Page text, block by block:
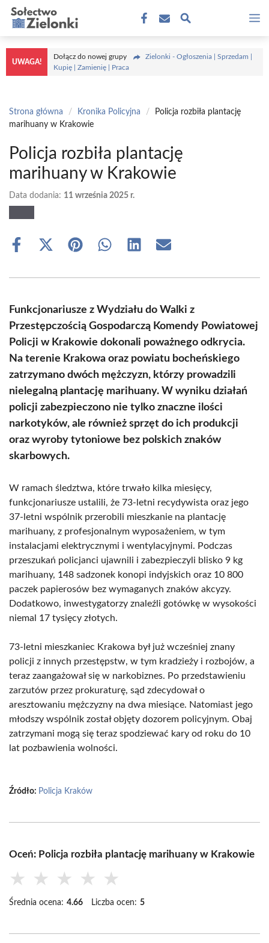
Przejdź
treści
UWAGA!
Dołącz do nowej grupy
Zielonki - Ogłoszenia | Sprzedam |
Kupię | Zamienię | Praca
Strona główna / Kronika Policyjna /
Policja rozbiła plantację
marihuany w Krakowie
Policja rozbiła plantację
marihuany w Krakowie
Data dodania: 11 września 2025 r.
Share
Share
(Twitter)
Share Share Share Share
Funkcjonariusze z Wydziału do Walki z
Przestępczością Gospodarczą Komendy Powiatowej
Policji w Krakowie dokonali poważnego odkrycia.
Na terenie Krakowa oraz powiatu bocheńskiego
zatrzymano dwóch mężczyzn, którzy prowadzili
nielegalną plantację marihuany. W wyniku działań
policji zabezpieczono nie tylko znaczne ilości
narkotyków, ale również sprzęt do ich produkcji
oraz wyroby tytoniowe bez polskich znaków
skarbowych.
W ramach śledztwa, które trwało kilka miesięcy,
funkcjonariusze ustalili, że 73-letni recydywista oraz jego
37-letni wspólnik przerobili mieszkanie na plantację
marihuany, z profesjonalnym wyposażeniem, w tym
instalacjami elektrycznymi i wentylacyjnymi. Podczas
przeszukań policjanci ujawnili i zabezpieczyli blisko 9 kg
marihuany, 148 sadzonek konopi indyjskich oraz 10 800
paczek papierosów bez wymaganych znaków akcyzy.
Dodatkowo, inwestygatorzy znaleźli gotówkę w wysokości
niemal 17 tysięcy złotych.
73-letni mieszkaniec Krakowa był już wcześniej znany
policji z innych przestępstw, w tym kradzieży i rozbojów, a
teraz zaangażował się w narkobiznes. Po przedstawieniu
zarzutów przez prokuraturę, sąd zdecydował o
aresztowaniu mężczyzny na dwa miesiące. Natomiast jego
młodszy wspólnik został objęty dozorem policyjnym. Obaj
zatrzymani mogą się teraz spodziewać kary od roku do 10
lat pozbawienia wolności.
Źródło: Policja Kraków
Oceń: Policja rozbiła plantację marihuany w Krakowie
★ ★ ★ ★ ★
Średnia ocena: 4.66 Liczba ocen: 5